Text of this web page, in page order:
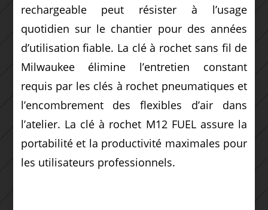
rechargeable peut résister à l’usage
quotidien sur le chantier pour des années
d’utilisation fiable. La clé à rochet sans fil de
Milwaukee élimine l’entretien constant
requis par les clés à rochet pneumatiques et
l’encombrement des flexibles d’air dans
l’atelier. La clé à rochet M12 FUEL assure la
portabilité et la productivité maximales pour
les utilisateurs professionnels.